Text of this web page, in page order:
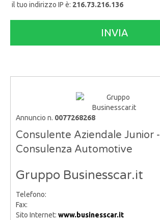
il tuo indirizzo IP è: 216.73.216.136
Annuncio n. 0077268268
Consulente Aziendale Junior -
Consulenza Automotive
Gruppo Businesscar.it
Telefono:
Fax:
Sito Internet: www.businesscar.it